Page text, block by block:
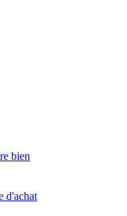
bien
d'achat